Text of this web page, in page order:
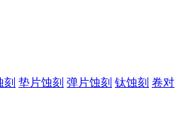
刻 垫片蚀刻 弹片蚀刻 钛蚀刻 卷对